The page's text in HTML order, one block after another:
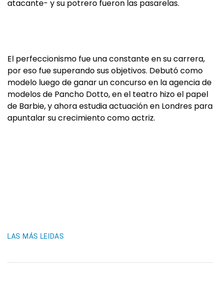
atacante- y su potrero fueron las pasarelas.
El perfeccionismo fue una constante en su carrera,
por eso fue superando sus objetivos. Debutó como
modelo luego de ganar un concurso en la agencia de
modelos de Pancho Dotto, en el teatro hizo el papel
de Barbie, y ahora estudia actuación en Londres para
apuntalar su crecimiento como actriz.
LAS MÁS LEIDAS